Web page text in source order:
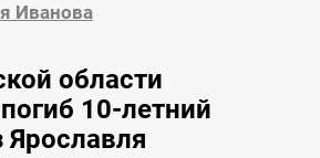
Иванова
области
10-летний
Ярославля